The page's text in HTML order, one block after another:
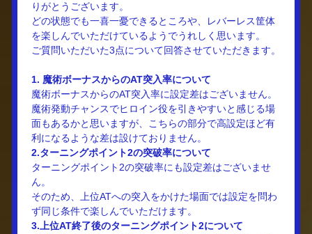
りがとうございます。
どの状態でも一喜一憂できるところや、レバーレス筐体
を楽しんでいただけているようでうれしく思います。
ご質問いただいた3点について回答させていただきます。
1. 魔術ボーナスからのAT突入率について
魔術ボーナスからのAT突入率に設定差はございません。
魔術発動チャンスでヒロイン役を引きやすいと感じる場
面もあるかと思いますが、こちらの部分で高設定ほど有
利になるような差は設けておりません。
2.ターニングポイント2の突破率について
ターニングポイント2の突破率にも設定差はございませ
ん。
そのため、上位ATへの突入をかけた場面では設定を問わ
ず同じ条件で楽しんでいただけます。
3.上位AT終了後のターニングポイント2について